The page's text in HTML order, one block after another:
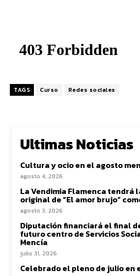
TAGS Curso Redes sociales
Ultimas Noticias
Cultura y ocio en el agosto
agosto 4, 2026
La Vendimia Flamenca tendrá
original de “El amor brujo”
agosto 3, 2026
Diputación financiará el final
futuro centro de Servicios
Mencía
julio 31, 2026
Celebrado el pleno de julio en